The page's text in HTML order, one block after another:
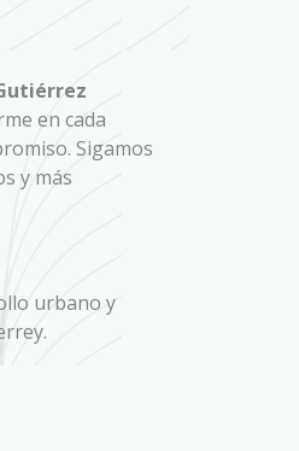
en cada
Sigamos
y más
urbano y